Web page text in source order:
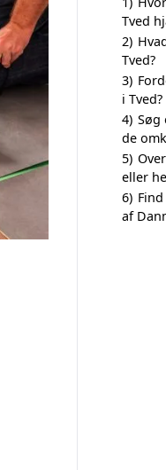
Tved
2)
Tved?
3)
i Tved?
4) Søg
de
5)
eller
6)
af